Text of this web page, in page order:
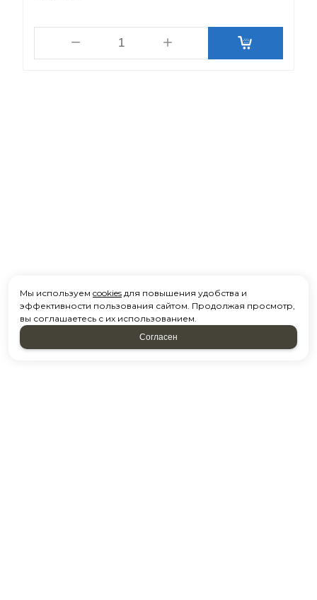
Мы используем cookies для повышения удобства и
эффективности пользования сайтом. Продолжая просмотр,
вы соглашаетесь с их использованием.
Согласен